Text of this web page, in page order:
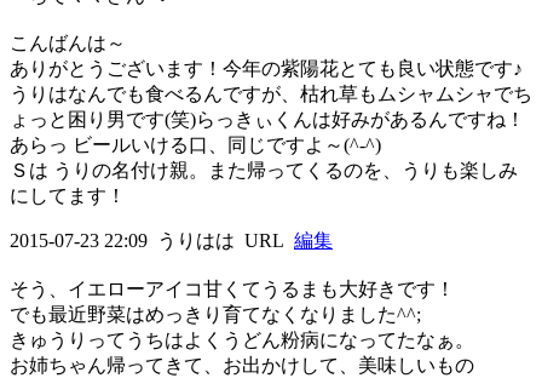
こんばんは～
ありがとうございます！今年の紫陽花とても良い状態です♪
うりはなんでも食べるんですが、枯れ草もムシャムシャでち
ょっと困り男です(笑)らっきぃくんは好みがあるんですね！
あらっ ビールいける口、同じですよ～(^-^)
Ｓは うりの名付け親。また帰ってくるのを、うりも楽しみ
にしてます！
2015-07-23 22:09 うりはは URL 編集
そう、イエローアイコ甘くてうるまも大好きです！
でも最近野菜はめっきり育てなくなりました^^;
きゅうりってうちはよくうどん粉病になってたなぁ。
お姉ちゃん帰ってきて、お出かけして、美味しいもの